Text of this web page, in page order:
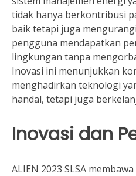
tidak hanya berkontribusi
baik tetapi juga
pengguna mendapatkan
lingkungan tanpa
Inovasi ini menunjukkan
menghadirkan teknologi
handal, tetapi juga
Inovasi dan
ALIEN 2023 SLSA